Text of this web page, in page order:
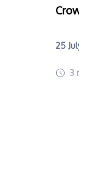
25 July
3